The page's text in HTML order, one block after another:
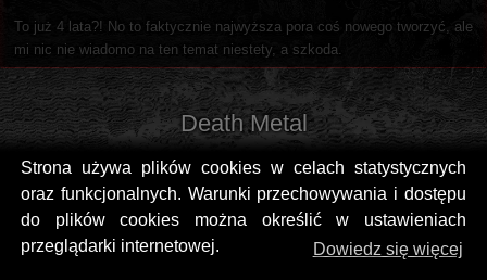
Strona używa plików cookies w celach statystycznych
oraz funkcjonalnych. Warunki przechowywania i dostępu
do plików cookies można określić w ustawieniach
przeglądarki internetowej.
Dowiedz się więcej
To już 4 lata?! No to faktycznie najwyższa pora coś nowego tworzyć, ale
mi nic nie wiadomo na ten temat niestety, a szkoda.
Death Metal